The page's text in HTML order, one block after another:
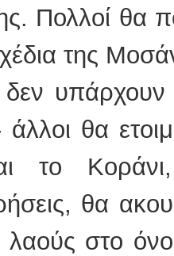
Πολλοί θα
της
δεν
θα
το
θα
στο